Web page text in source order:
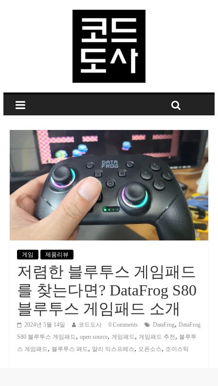
게임 제품리뷰
저렴한 블루투스 게임패드
를 찾는다면? DataFrog S80
블루투스 게임패드 소개
2024년 5월 14일 코드도사 0 Comments DataFrog, DataFrog
S80 블루투스 게임패드, open source, 게임패드, 게임패드 추천 , 블루투
스 게임패드, 블루투스 패드, 알리 익스프레스, 오픈소스, 조이스틱